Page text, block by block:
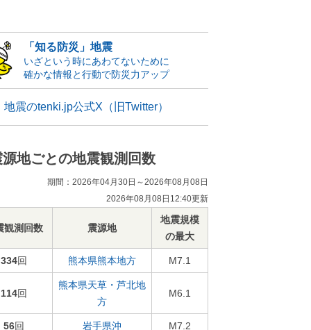
「知る防災」地震
いざという時にあわてないために
確かな情報と行動で防災力アップ
地震のtenki.jp公式X（旧Twitter）
源地ごとの地震観測回数
期間：2026年04月30日～2026年08月08日
2026年08月08日12:40更新
観測回数 震源地
地震規模
の最大
334回 熊本県熊本地方 M7.1
114回
熊本県天草・芦北地
方
M6.1
56回 岩手県沖 M7.2